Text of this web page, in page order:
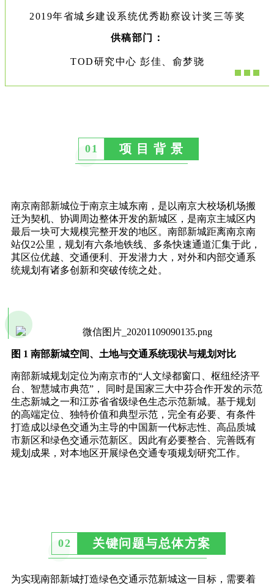
2019年省城乡建设系统优秀勘察设计奖三等奖
供稿部门：
TOD研究中心 彭佳、俞梦骁
01 项 目 背 景
南京南部新城位于南京主城东南，是以南京大校场机场搬
迁为契机、协调周边整体开发的新城区，是南京主城区内
最后一块可大规模完整开发的地区。南部新城距离南京南
站仅2公里，规划有六条地铁线、多条快速通道汇集于此，
其区位优越、交通便利、开发潜力大，对外和内部交通系
统规划有诸多创新和突破传统之处。
图 1 南部新城空间、土地与交通系统现状与规划对比
南部新城规划定位为南京市的“人文绿都窗口、枢纽经济平
台、智慧城市典范”， 同时是国家三大中芬合作开发的示范
生态新城之一和江苏省省级绿色生态示范新城。基于规划
的高端定位、独特价值和典型示范，完全有必要、有条件
打造成以绿色交通为主导的中国新一代标志性、高品质城
市新区和绿色交通示范新区。因此有必要整合、完善既有
规划成果，对本地区开展绿色交通专项规划研究工作。
02 关键问题与总体方案
为实现南部新城打造绿色交通示范新城这一目标，需要着